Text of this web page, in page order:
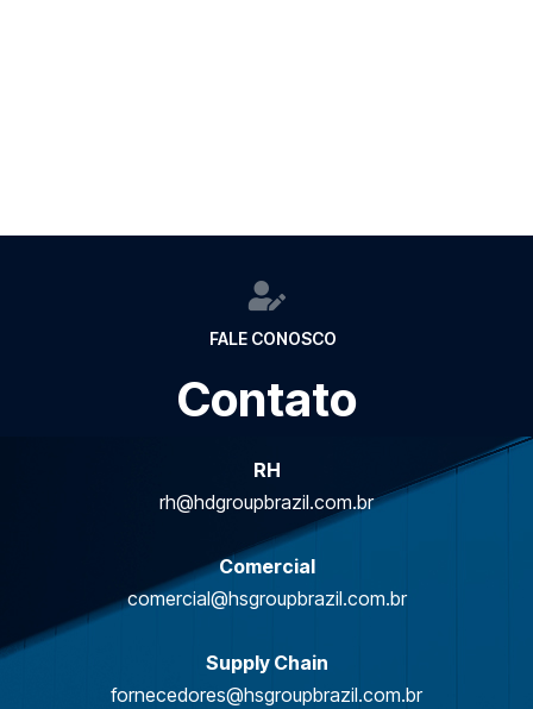
FALE CONOSCO
Contato
RH
rh@hdgroupbrazil.com.br
Comercial
comercial@hsgroupbrazil.com.br
Supply Chain
fornecedores@hsgroupbrazil.com.br